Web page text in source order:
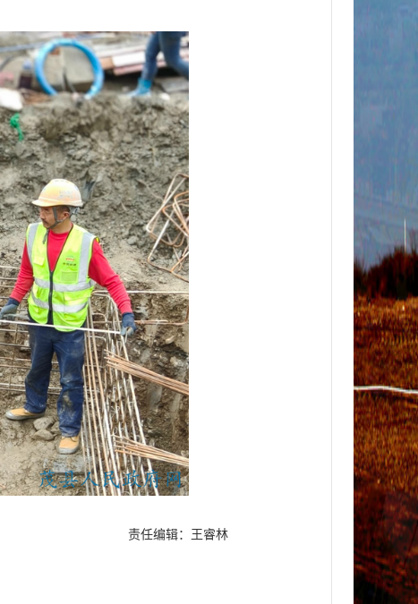
责任编辑：王睿林